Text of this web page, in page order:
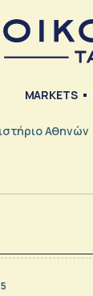
MARKETS
Αθηνών